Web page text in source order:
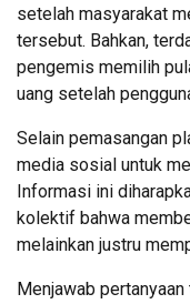
setelah masyarakat
tersebut. Bahkan,
pengemis memilih
uang setelah
Selain pemasangan
media sosial untuk
Informasi ini
kolektif bahwa
melainkan justru
Menjawab